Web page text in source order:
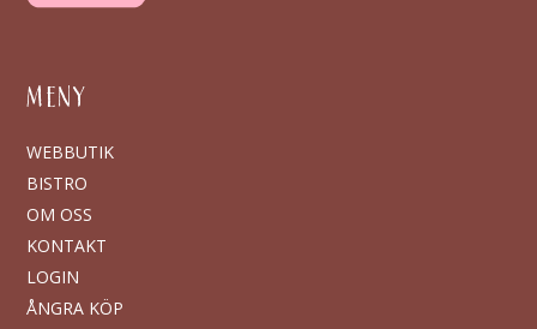
MENY
WEBBUTIK
BISTRO
OM OSS
KONTAKT
LOGIN
ÅNGRA KÖP